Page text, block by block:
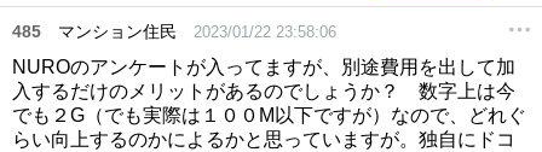
485 マンション住民 2023/01/22 23:58:06
NUROのアンケートが入ってますが、別途費用を出して加
入するだけのメリットがあるのでしょうか？ 数字上は今
でも２G（でも実際は１００M以下ですが）なので、どれぐ
らい向上するのかによるかと思っていますが。独自にドコ